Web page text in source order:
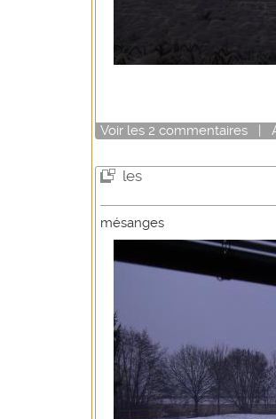
Voir les 2 commentaires |
les
mésanges